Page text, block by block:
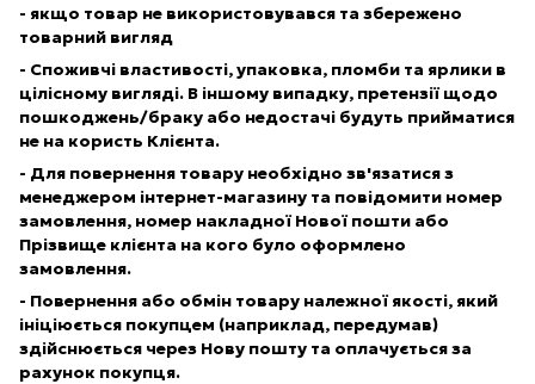
- якщо товар не використовувався та збережено
товарний вигляд
- Споживчі властивості, упаковка, пломби та ярлики в
цілісному вигляді. В іншому випадку, претензії щодо
пошкоджень/браку або недостачі будуть прийматися
не на користь Клієнта.
- Для повернення товару необхідно зв'язатися з
менеджером інтернет-магазину та повідомити номер
замовлення, номер накладної Нової пошти або
Прізвище клієнта на кого було оформлено
замовлення.
- Повернення або обмін товару належної якості, який
ініціюється покупцем (наприклад, передумав)
здійснюється через Нову пошту та оплачується за
рахунок покупця.